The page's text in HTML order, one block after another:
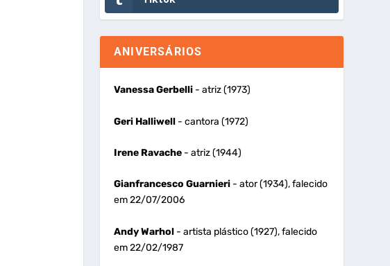
ANIVERSÁRIOS
Vanessa Gerbelli- atriz (1973)
Geri Halliwell- cantora (1972)
Irene Ravache- atriz (1944)
Gianfrancesco Guarnieri- ator (1934), falecido
em 22/07/2006
Andy Warhol- artista plástico (1927), falecido
em 22/02/1987